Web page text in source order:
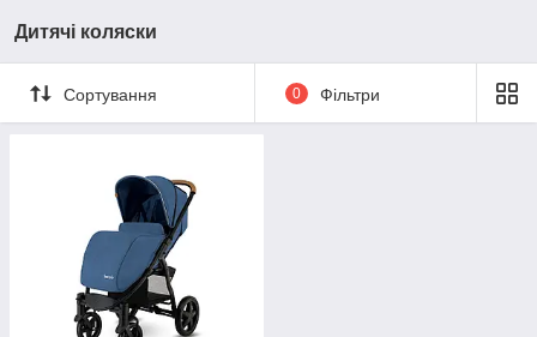
Дитячі коляски
Сортування 0 Фільтри